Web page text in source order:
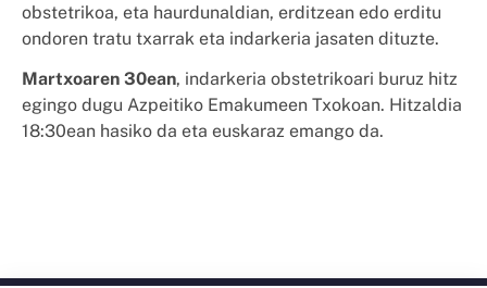
obstetrikoa, eta haurdunaldian, erditzean edo erditu
ondoren tratu txarrak eta indarkeria jasaten dituzte.
Martxoaren 30ean, indarkeria obstetrikoari buruz hitz
egingo dugu Azpeitiko Emakumeen Txokoan. Hitzaldia
18:30ean hasiko da eta euskaraz emango da.